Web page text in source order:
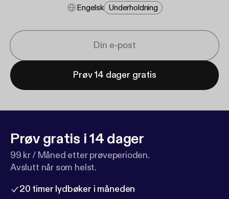
Engelsk Underholdning
Prøv 14 dager gratis
Prøv gratis i 14 dager
99 kr / Måned etter prøveperioden.
Avslutt når som helst.
20 timer lydbøker i måneden